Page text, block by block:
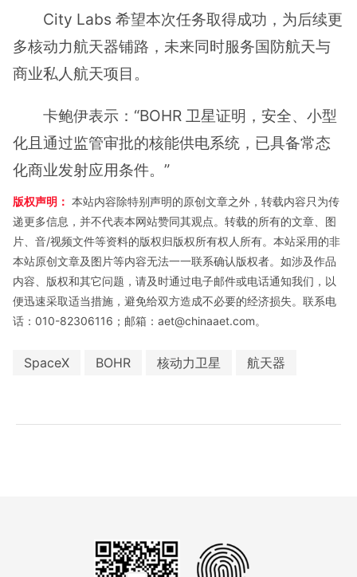
City Labs 希望本次任务取得成功，为后续更
多核动力航天器铺路，未来同时服务国防航天与
商业私人航天项目。
卡鲍伊表示：“BOHR 卫星证明，安全、小型
化且通过监管审批的核能供电系统，已具备常态
化商业发射应用条件。”
版权声明： 本站内容除特别声明的原创文章之外，转载内容只为传
递更多信息，并不代表本网站赞同其观点。转载的所有的文章、图
片、音/视频文件等资料的版权归版权所有权人所有。本站采用的非
本站原创文章及图片等内容无法一一联系确认版权者。如涉及作品
内容、版权和其它问题，请及时通过电子邮件或电话通知我们，以
便迅速采取适当措施，避免给双方造成不必要的经济损失。联系电
话：010-82306116；邮箱：aet@chinaaet.com。
SpaceX BOHR 核动力卫星 航天器